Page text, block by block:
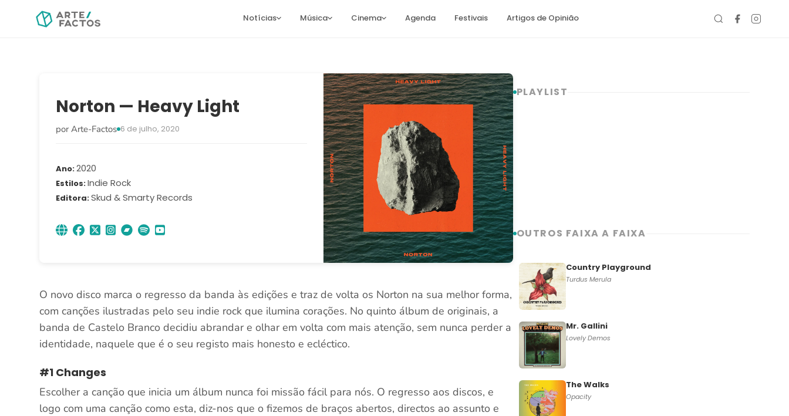
Notícias Música Cinema Agenda Festivais Artigos de Opinião
Norton — Heavy Light
por Arte-Factos 6 de julho, 2020
Ano 2020
Estilos Indie Rock
Editora Skud & Smarty Records
O novo disco marca o regresso da banda às edições e traz de volta os Norton na sua melhor forma,
com canções ilustradas pelo seu indie rock que ilumina corações. No quinto álbum de originais, a
banda de Castelo Branco decidiu abrandar e olhar em volta com mais atenção, sem nunca perder a
identidade, naquele que é o seu registo mais honesto e ecléctico.
#1 Changes
Escolher a canção que inicia um álbum nunca foi missão fácil para nós. O regresso aos discos, e
logo com uma canção como esta, diz-nos que o fizemos de braços abertos, directos ao assunto e
PLAYLIST
OUTROS FAIXA A FAIXA
Country Playground
Turdus Merula
Mr. Gallini
Lovely Demos
The Walks
Opacity